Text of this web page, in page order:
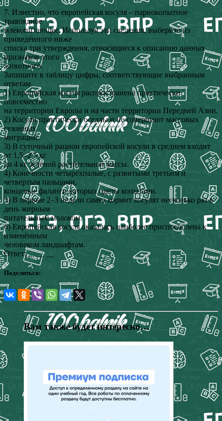
7. Известно, что европейская косуля – парнокопытное
травоядное
млекопитающее. Используя эти сведения, выберите из
приведённого ниже
списка три утверждения, относящиеся к описанию данных
признаков этого
животного.
Запишите в таблицу цифры, соответствующие выбранным
ответам.
1) Европейская косуля распространена практически
повсеместно
на территории Европы и на части территории Передней Азии.
2) Косули практически оседлы и не совершают массовых
сезонных
миграций.
3) В суточный рацион европейской косули в среднем входит
от 1,5–2,5 кг
до 4 кг зелёной растительной массы.
4) Конечности четырёхпалые, с развитыми третьим и
четвёртым пальцами,
концевые фаланги которых одеты копытами.
5) В первые 2–3 недели самка кормит косулят несколько раз в
день жирным
питательным молоком.
6) Европейская косуля оказалась наиболее приспособлена к
изменённым
человеком ландшафтам.
Ответ:__ __ __
Поделиться:
Вам также будет интересно…